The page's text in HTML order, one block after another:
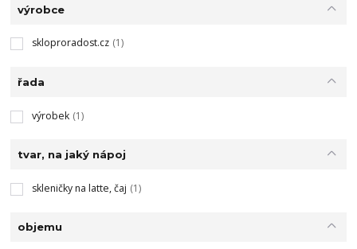
výrobce
skloproradost.cz (1)
řada
výrobek (1)
tvar, na jaký nápoj
skleničky na latte, čaj (1)
objemu